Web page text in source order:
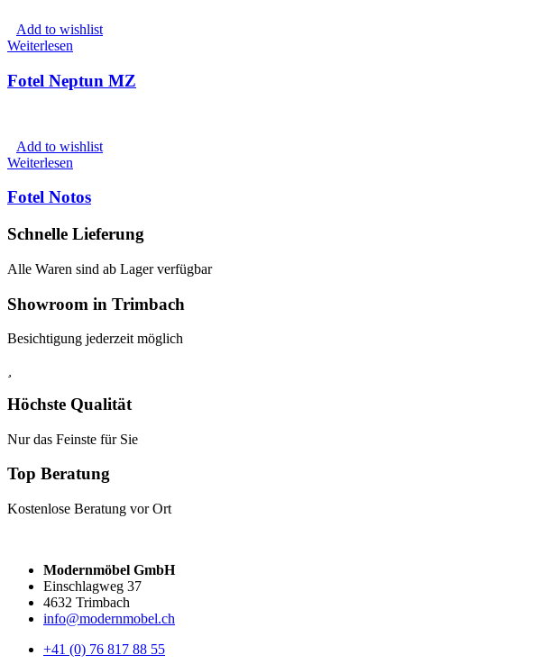
Add to wishlist
Weiterlesen
Fotel Neptun MZ
Add to wishlist
Weiterlesen
Fotel Notos
Schnelle Lieferung
Alle Waren sind ab Lager verfügbar
Showroom in Trimbach
Besichtigung jederzeit möglich
Höchste Qualität
Nur das Feinste für Sie
Top Beratung
Kostenlose Beratung vor Ort
Modernmöbel GmbH
Einschlagweg 37
4632 Trimbach
info@modernmobel.ch
+41 (0) 76 817 88 55